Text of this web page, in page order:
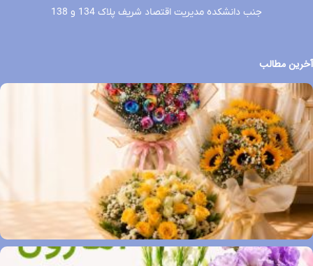
جنب دانشکده مدیریت اقتصاد شریف پلاک 134 و 138
آخرین مطالب